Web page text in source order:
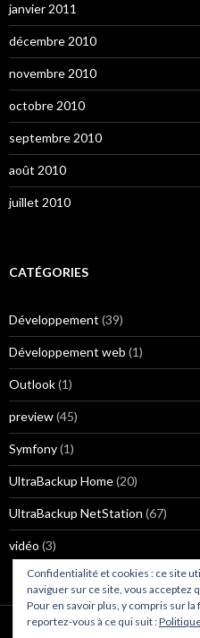
janvier 2011
décembre 2010
novembre 2010
octobre 2010
septembre 2010
août 2010
juillet 2010
CATÉGORIES
Développement (39)
Développement web (1)
Outlook(1)
preview(45)
Symfony(1)
UltraBackup Home(20)
UltraBackup NetStation (67)
vidéo (3)
Confidentialité et cookies : ce site
naviguer sur ce site, vous acceptez
Pour en savoir plus, y compris sur
reportez-vous à ce qui suit :